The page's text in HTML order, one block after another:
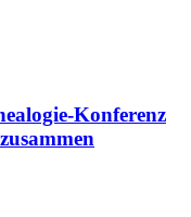
Konferenz